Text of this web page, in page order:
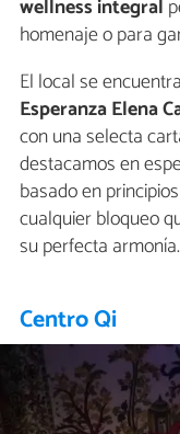
wellness integral
homenaje o para
El local se
Esperanza Elena
con una selecta
destacamos en
basado en
cualquier bloqueo
su perfecta armonía.
Centro Qi